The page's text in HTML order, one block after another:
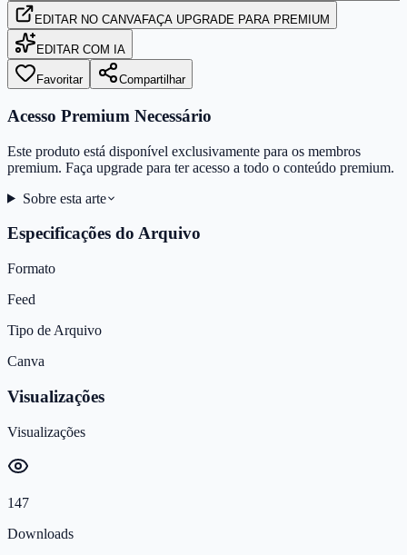
EDITAR NO CANVAFAÇA UPGRADE PARA PREMIUM
EDITAR COM IA
Favoritar Compartilhar
Acesso Premium Necessário
Este produto está disponível exclusivamente para os membros
premium. Faça upgrade para ter acesso a todo o conteúdo premium.
Sobre esta arte
Especificações do Arquivo
Formato
Feed
Tipo de Arquivo
Canva
Visualizações
Visualizações
147
Downloads